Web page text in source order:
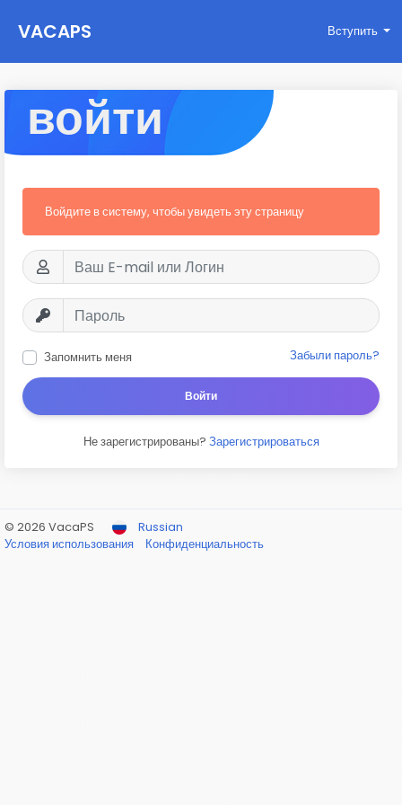
VACAPS Вступить
войти
Войдите в систему, чтобы увидеть эту страницу
Запомнить меня Забыли пароль?
Войти
Не зарегистрированы? Зарегистрироваться
© 2026 VacaPS
Russian
Условия использования
Конфиденциальность